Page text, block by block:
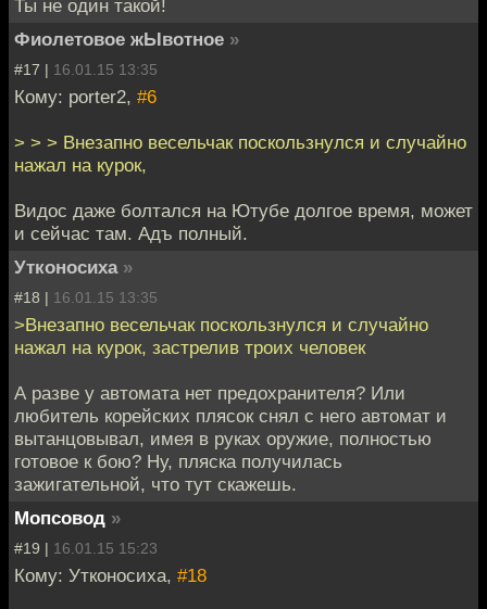
Ты не один такой!
Фиолетовое жЫвотное »
#17 | 16.01.15 13:35
Кому: porter2, #6
> > > Внезапно весельчак поскользнулся и случайно
нажал на курок,
Видос даже болтался на Ютубе долгое время, может
и сейчас там. Адъ полный.
Утконосиха »
#18 | 16.01.15 13:35
>Внезапно весельчак поскользнулся и случайно
нажал на курок, застрелив троих человек
А разве у автомата нет предохранителя? Или
любитель корейских плясок снял с него автомат и
вытанцовывал, имея в руках оружие, полностью
готовое к бою? Ну, пляска получилась
зажигательной, что тут скажешь.
Мопсовод »
#19 | 16.01.15 15:23
Кому: Утконосиха, #18